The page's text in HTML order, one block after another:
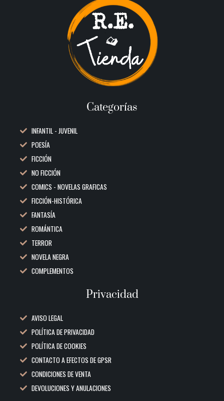
Categorías
INFANTIL - JUVENIL
POESÍA
FICCIÓN
NO FICCIÓN
COMICS - NOVELAS GRAFICAS
FICCIÓN-HISTÓRICA
FANTASÍA
ROMÁNTICA
TERROR
NOVELA NEGRA
COMPLEMENTOS
Privacidad
AVISO LEGAL
POLÍTICA DE PRIVACIDAD
POLÍTICA DE COOKIES
CONTACTO A EFECTOS DE GPSR
CONDICIONES DE VENTA
DEVOLUCIONES Y ANULACIONES